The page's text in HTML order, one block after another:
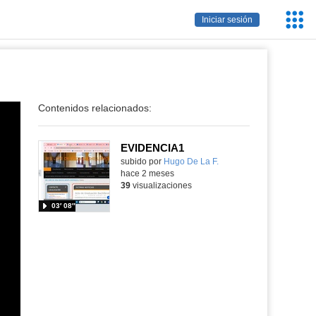
Iniciar sesión
Contenidos relacionados:
EVIDENCIA1
subido por Hugo De La F.
03′ 08″
hace 2 meses
39visualizaciones